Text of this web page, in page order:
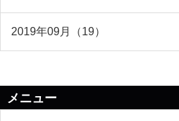
2019年09月（19）
メニュー